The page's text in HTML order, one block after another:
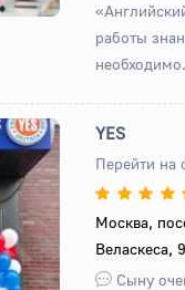
работы
Вперед
YES
Перейти на
Москва,
Веласкеса,
Сыну